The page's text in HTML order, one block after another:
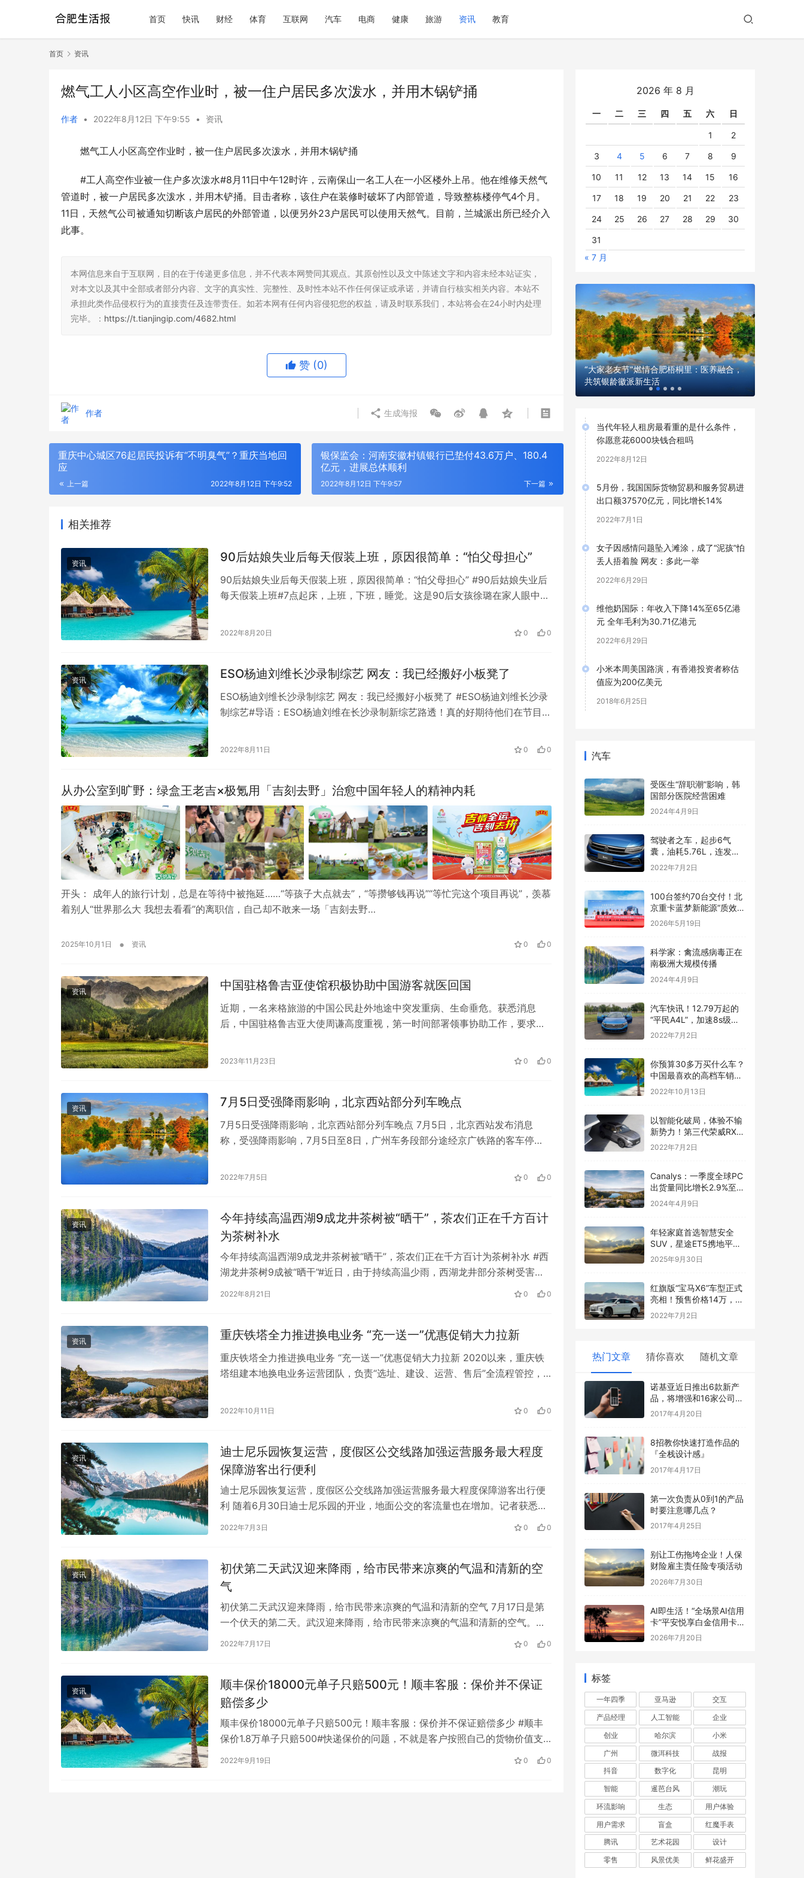
首页 快讯 财经 体育 互联网 汽车 电商 健康 旅游 资讯 教育
首页 资讯
燃气工人小区高空作业时，被一住户居民多次泼水，并用木锅铲捅
作者 • 2022年8月12日 下午9:55 • 资讯
燃气工人小区高空作业时，被一住户居民多次泼水，并用木锅铲捅
#工人高空作业被一住户多次泼水#8月11日中午12时许，云南保山一名工人在一小区楼外上吊。他在维修天然气
管道时，被一户居民多次泼水，并用木铲捅。目击者称，该住户在装修时破坏了内部管道，导致整栋楼停气4个月。
11日，天然气公司被通知切断该户居民的外部管道，以便另外23户居民可以使用天然气。目前，兰城派出所已经介入
此事。
本网信息来自于互联网，目的在于传递更多信息，并不代表本网赞同其观点。其原创性以及文中陈述文字和内容未经本站证实，
对本文以及其中全部或者部分内容、文字的真实性、完整性、及时性本站不作任何保证或承诺，并请自行核实相关内容。本站不
承担此类作品侵权行为的直接责任及连带责任。如若本网有任何内容侵犯您的权益，请及时联系我们，本站将会在24小时内处理
完毕。： https://t.tianjingip.com/4682.html
赞 (0)
作者 生成海报
重庆中心城区76起居民投诉有“不明臭气”？重庆当地回
应
上一篇 2022年8月12日 下午9:52
银保监会：河南安徽村镇银行已垫付43.6万户、180.4
亿元，进展总体顺利
下一篇
2022年8月12日 下午9:57
相关推荐
资讯 90后姑娘失业后每天假装上班，原因很简单：“怕父母担心”
90后姑娘失业后每天假装上班，原因很简单：“怕父母担心” #90后姑娘失业后
每天假装上班#7点起床，上班，下班，睡觉。这是90后女孩徐璐在家人眼中的
2022年8月20日 0 0
资讯 ESO杨迪刘维长沙录制综艺 网友：我已经搬好小板凳了
ESO杨迪刘维长沙录制综艺 网友：我已经搬好小板凳了 #ESO杨迪刘维长沙录
制综艺#导语：ESO杨迪刘维在长沙录制新综艺路透！真的好期待他们在节目里
2022年8月11日 0 0
从办公室到旷野：绿盒王老吉×极氪用「吉刻去野」治愈中国年轻人的精神内耗
开头： 成年人的旅行计划，总是在等待中被拖延……“等孩子大点就去”，“等攒够钱再说”“等忙完这个项目再说”，羡慕
着别人“世界那么大 我想去看看”的离职信，自己却不敢来一场「吉刻去野…
2025年10月1日 • 资讯 0 0
资讯 中国驻格鲁吉亚使馆积极协助中国游客就医回国
近期，一名来格旅游的中国公民赴外地途中突发重病、生命垂危。获悉消息
后，中国驻格鲁吉亚大使周谦高度重视，第一时间部署领事协助工作，要求我
2023年11月23日 0 0
资讯 7月5日受强降雨影响，北京西站部分列车晚点
7月5日受强降雨影响，北京西站部分列车晚点 7月5日，北京西站发布消息
称，受强降雨影响，7月5日至8日，广州车务段部分途经京广铁路的客车停
2022年7月5日 0 0
资讯
今年持续高温西湖9成龙井茶树被“晒干”，茶农们正在千方百计
为茶树补水
今年持续高温西湖9成龙井茶树被“晒干”，茶农们正在千方百计为茶树补水 #西
湖龙井茶树9成被“晒干”#近日，由于持续高温少雨，西湖龙井部分茶树受害严
重。但根据茶树的生长规律，只要保证…
2022年8月21日 0 0
资讯 重庆铁塔全力推进换电业务 “充一送一”优惠促销大力拉新
重庆铁塔全力推进换电业务 “充一送一”优惠促销大力拉新 2020以来，重庆铁
塔组建本地换电业务运营团队，负责“选址、建设、运营、售后”全流程管控，
2022年10月11日 0 0
资讯
迪士尼乐园恢复运营，度假区公交线路加强运营服务最大程度
保障游客出行便利
迪士尼乐园恢复运营，度假区公交线路加强运营服务最大程度保障游客出行便
利 随着6月30日迪士尼乐园的开业，地面公交的客流量也在增加。记者获悉，
2022年7月3日 0 0
资讯
初伏第二天武汉迎来降雨，给市民带来凉爽的气温和清新的空
气
初伏第二天武汉迎来降雨，给市民带来凉爽的气温和清新的空气 7月17日是第
一个伏天的第二天。武汉迎来降雨，给市民带来凉爽的气温和清新的空气。截
至17日16时，武汉城区小时空气质量指数…
2022年7月17日 0 0
资讯
顺丰保价18000元单子只赔500元！顺丰客服：保价并不保证
赔偿多少
顺丰保价18000元单子只赔500元！顺丰客服：保价并不保证赔偿多少 #顺丰
保价1.8万单子只赔500#快递保价的问题，不就是客户按照自己的货物价值支
付保价，然后承运人按照保额支付…
2022年9月19日 0 0
2026 年 8 月
一 二 三 四 五 六 日
1 2
3 4 5 6 7 8 9
10 11 12 13 14 15 16
17 18 19 20 21 22 23
24 25 26 27 28 29 30
31
« 7 月
企业财产基本险、综合险、一切险怎么买？
“大家老友节”燃情合肥梧桐里：医养融合，
共筑银龄徽派新生活
当代年轻人租房最看重的是什么条件，
你愿意花6000块钱合租吗
2022年8月12日
5月份，我国国际货物贸易和服务贸易进
出口额37570亿元，同比增长14%
2022年7月1日
女子因感情问题坠入滩涂，成了“泥孩”怕
丢人捂着脸 网友：多此一举
2022年6月29日
维他奶国际：年收入下降14%至65亿港
元 全年毛利为30.71亿港元
2022年6月29日
小米本周美国路演，有香港投资者称估
值应为200亿美元
2018年6月25日
汽车
受医生“辞职潮”影响，韩
国部分医院经营困难
2024年4月9日
驾驶者之车，起步6气
囊，油耗5.76L，连发动
机都是顶级水平——汽车
2022年7月2日
100台签约70台交付！北
京重卡蓝梦新能源“质效”
双赢斩佳绩
2026年5月19日
科学家：禽流感病毒正在
南极洲大规模传播
2024年4月9日
汽车快讯！12.79万起的
“平民A4L”，加速8s级，
一公里五毛钱，上市就锁
定爆款
2022年7月2日
你预算30多万买什么车？
中国最喜欢的高档车销量
榜公布：宝马3系太强了
2022年10月13日
以智能化破局，体验不输
新势力！第三代荣威RX5
有很高的期待
2022年7月2日
Canalys：一季度全球PC
出货量同比增长2.9%至
5700万台
2024年4月9日
年轻家庭首选智慧安全
SUV，星途ET5携地平线
智驾HSD国庆亮相九大车
2025年9月30日
红旗版“宝马X6”车型正式
亮相！预售价格14万，跨
界轿跑SUV外观动感炫酷
2022年7月2日
热门文章 猜你喜欢 随机文章
诺基亚近日推出6款新产
品，将增强和16家公司合
作，VR领域发力明显
2017年4月20日
8招教你快速打造作品的
『全栈设计感』
2017年4月17日
第一次负责从0到1的产品
时要注意哪几点？
2017年4月25日
别让工伤拖垮企业！人保
财险雇主责任险专项活动
2026年7月30日
AI即生活！“全场景AI信用
卡”平安悦享白金信用卡AI
生活版来了
2026年7月20日
标签
一年四季 亚马逊
交互
产品经理
人工智能
企业
创业
哈尔滨
小米
广州
微洱科技
战报
抖音
数字化
昆明
智能
暹芭台风
潮玩
环流影响
生态
用户体验
用户需求
盲盒
红魔手表
腾讯
艺术花园
设计
零售
风景优美 鲜花盛开